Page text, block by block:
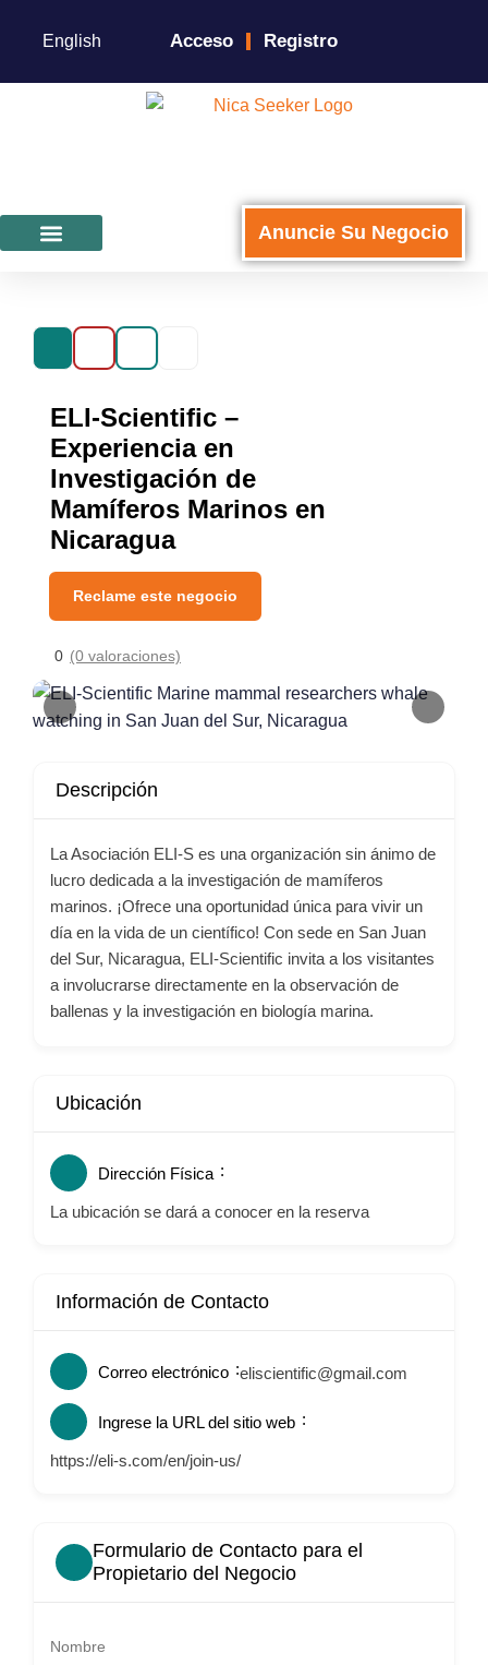
English Acceso Registro
Anuncie Su Negocio
ELI-Scientific –
Experiencia en
Investigación de
Mamíferos Marinos en
Nicaragua
Reclame este negocio
0 (0 valoraciones)
Descripción
La Asociación ELI-S es una organización sin ánimo de
lucro dedicada a la investigación de mamíferos
marinos. ¡Ofrece una oportunidad única para vivir un
día en la vida de un científico! Con sede en San Juan
del Sur, Nicaragua, ELI-Scientific invita a los visitantes
a involucrarse directamente en la observación de
ballenas y la investigación en biología marina.
Ubicación
Dirección Física
La ubicación se dará a conocer en la reserva
Información de Contacto
Correo electrónico eliscientific@gmail.com
Ingrese la URL del sitio web
https://eli-s.com/en/join-us/
Formulario de Contacto para el
Propietario del Negocio